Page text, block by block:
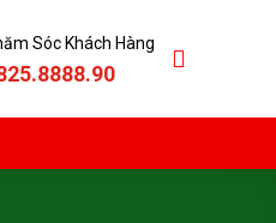
Sóc Khách Hàng